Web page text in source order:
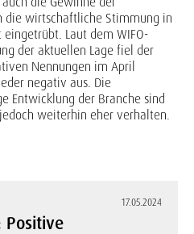
die wirtschaftliche Stimmung in
Laut dem WIFO-
der aktuellen Lage fiel der
Nennungen im April
negativ aus. Die
Entwicklung der Branche sind
weiterhin eher verhalten.
17.05.2024
Positive